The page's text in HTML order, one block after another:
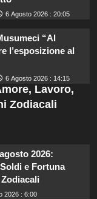
6 Agosto 2026 : 20:05
“Al
l’esposizione al
6 Agosto 2026 : 14:15
Lavoro,
Zodiacali
2026:
e Fortuna
2026 : 6:00